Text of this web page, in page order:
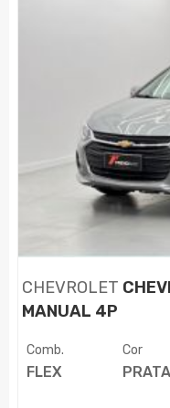
CHEVROLET
MANUAL 4P
Comb.
FLEX
Cor
PRATA